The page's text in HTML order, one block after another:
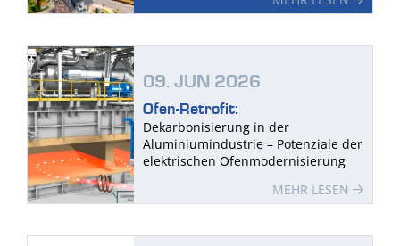
09. JUN 2026
Ofen-Retrofit:
Dekarbonisierung in der
Aluminiumindustrie – Potenziale der
elektrischen Ofenmodernisierung
MEHR LESEN